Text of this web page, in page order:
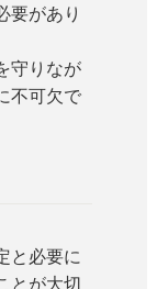
要があり
守りなが
不可欠で
と必要に
とが大切